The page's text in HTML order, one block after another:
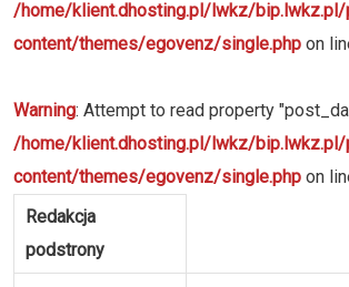
/home/klient.dhosting.pl/lwkz/
content/themes/egovenz/single.php on
Warning: Attempt to read property
/home/klient.dhosting.pl/lwkz/
content/themes/egovenz/single.php on
Redakcja
podstrony